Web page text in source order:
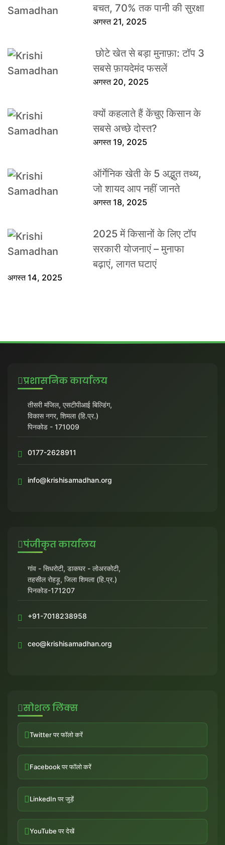
बचत, 70% तक पानी की सुरक्षा
अगस्त 21, 2025
छोटे खेत से बड़ा मुनाफ़ा: टॉप 3
सबसे फ़ायदेमंद फसलें
अगस्त 20, 2025
क्यों कहलाते हैं केंचुए किसान के
सबसे अच्छे दोस्त?
अगस्त 19, 2025
ऑर्गेनिक खेती के 5 अद्भुत तथ्य,
जो शायद आप नहीं जानते
अगस्त 18, 2025
2025 में किसानों के लिए टॉप
सरकारी योजनाएं – मुनाफा
बढ़ाएं, लागत घटाएं
अगस्त 14, 2025
प्रशासनिक कार्यालय
तीसरी मंजिल, एसटीपीआई बिल्डिंग,
विकास नगर, शिमला (हि.प्र.)
पिनकोड - 171009
0177-2628911
info@krishisamadhan.org
पंजीकृत कार्यालय
गांव - सिधरोटी, डाकघर - लोअरकोटी,
तहसील रोहड़ू, जिला शिमला (हि.प्र.)
पिनकोड-171207
+91-7018238958
ceo@krishisamadhan.org
सोशल लिंक्स
Twitter पर फॉलो करें
Facebook पर फॉलो करें
LinkedIn पर जुड़ें
YouTube पर देखें